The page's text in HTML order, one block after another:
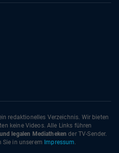
redaktionelles Verzeichnis. Wir bieten
keine Videos. Alle Links führen
legalen Mediatheken der TV-Sender.
Sie in unserem Impressum.